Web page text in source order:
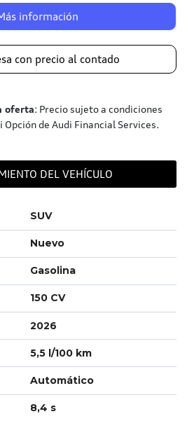
información
con precio al contado
oferta: Precio sujeto a condiciones
de Audi Financial Services.
DEL VEHÍCULO
SUV
Nuevo
Gasolina
150 CV
2026
5,5 l/100 km
Automático
8,4 s